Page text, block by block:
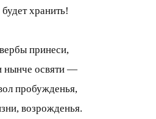
хранить!
принеси,
нынче освяти —
пробужденья,
возрожденья.